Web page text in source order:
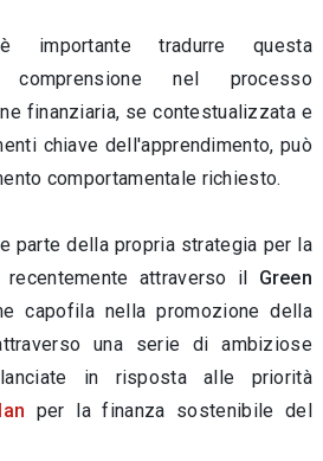
tradurre questa
comprensione nel processo
finanziaria, se contestualizzata e
chiave dell'apprendimento, può
comportamentale richiesto.
parte della propria strategia per la
attraverso il Green
capofila nella promozione della
una serie di ambiziose
in risposta alle priorità
per la finanza sostenibile del